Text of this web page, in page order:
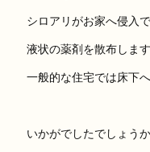
シロアリがお家へ侵入
液状の薬剤を散布します
一般的な住宅では床下
いかがでしたでしょう